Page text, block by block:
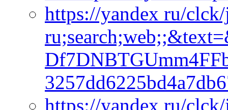
https://yandex ru/
https://yandex ru/